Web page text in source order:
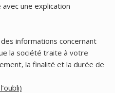
une explication
informations concernant
la société traite à votre
la finalité et la durée de